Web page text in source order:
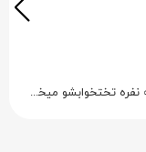
مبل سه نفره تختخوابشو میخک